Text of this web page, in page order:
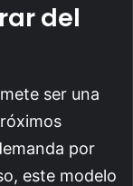
del
ser una
por
este modelo